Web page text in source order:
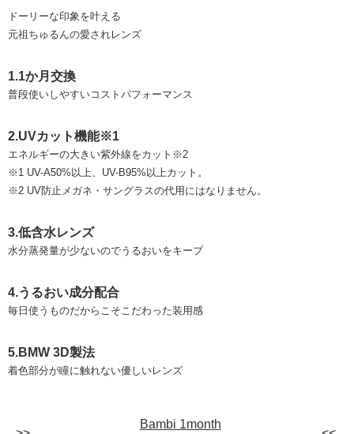
ドーリーな印象を叶える
元祖ちゅるんの愛されレンズ
1.1か月交換
普段使いしやすいコストパフォーマンス
2.UVカット機能※1
エネルギーの大きい紫外線をカット※2
※1 UV-A50%以上、UV-B95%以上カット。
※2 UV防止メガネ・サングラスの代用にはなりません。
3.低含水レンズ
水分蒸発量が少ないのでうるおいをキープ
4.うるおい成分配合
毎日使うものだからこそこだわった装用感
5.BMW 3D製法
着色部分が瞳に触れない優しいレンズ
Bambi 1month